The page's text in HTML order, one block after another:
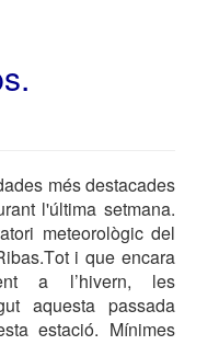
més destacades
l'última setmana.
meteorològic del
i que encara
a l’hivern, les
aquesta passada
estació. Mínimes